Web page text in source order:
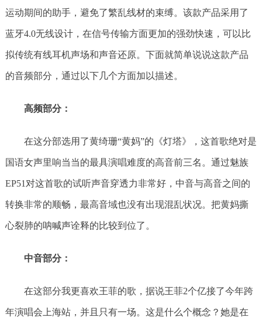
运动期间的助手，避免了繁乱线材的束缚。该款产品采用了
蓝牙4.0无线设计，在信号传输方面更加的强劲快速，可以比
拟传统有线耳机声场和声音还原。下面就简单说说这款产品
的音频部分，通过以下几个方面加以描述。
高频部分：
在这分部选用了黄绮珊“黄妈”的《灯塔》，这首歌绝对是
国语女声里响当当的最具演唱难度的高音前三名。通过魅族
EP51对这首歌的试听声音穿透力非常好，中音与高音之间的
转换非常的顺畅，最高音域也没有出现混乱状况。把黄妈撕
心裂肺的呐喊声诠释的比较到位了。
中音部分：
在这部分我更喜欢王菲的歌，据说王菲2个亿接了今年跨
年演唱会上海站，并且只有一场。这是什么个概念？她是在